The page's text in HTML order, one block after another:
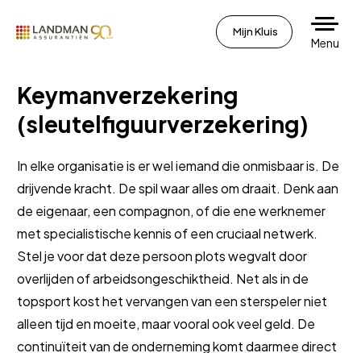
Mijn Kluis
Menu
Keymanverzekering
(sleutelfiguurverzekering)
In elke organisatie is er wel iemand die onmisbaar is. De
drijvende kracht. De spil waar alles om draait. Denk aan
de eigenaar, een compagnon, of die ene werknemer
met specialistische kennis of een cruciaal netwerk.
Stel je voor dat deze persoon plots wegvalt door
overlijden of arbeidsongeschiktheid. Net als in de
topsport kost het vervangen van een sterspeler niet
alleen tijd en moeite, maar vooral ook veel geld. De
continuïteit van de onderneming komt daarmee direct